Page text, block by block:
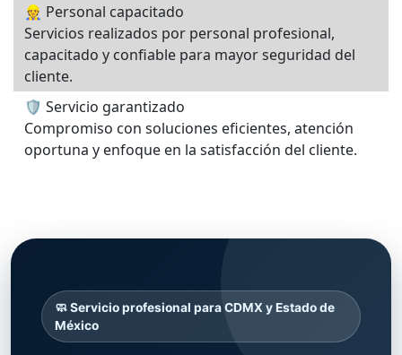
👷 Personal capacitado
Servicios realizados por personal profesional,
capacitado y confiable para mayor seguridad del
cliente.
🛡️ Servicio garantizado
Compromiso con soluciones eficientes, atención
oportuna y enfoque en la satisfacción del cliente.
🧼 Servicio profesional para CDMX y Estado de
México